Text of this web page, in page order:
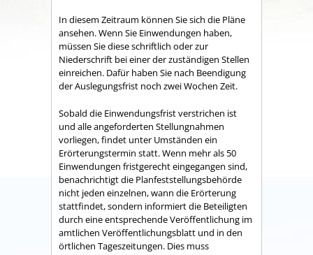
In diesem Zeitraum können Sie sich die Pläne
ansehen. Wenn Sie Einwendungen haben,
müssen Sie diese schriftlich oder zur
Niederschrift bei einer der zuständigen Stellen
einreichen. Dafür haben Sie nach Beendigung
der Auslegungsfrist noch zwei Wochen Zeit.
Sobald die Einwendungsfrist verstrichen ist
und alle angeforderten Stellungnahmen
vorliegen, findet unter Umständen ein
Erörterungstermin statt. Wenn mehr als 50
Einwendungen fristgerecht eingegangen sind,
benachrichtigt die Planfeststellungsbehörde
nicht jeden einzelnen, wann die Erörterung
stattfindet, sondern informiert die Beteiligten
durch eine entsprechende Veröffentlichung im
amtlichen Veröffentlichungsblatt und in den
örtlichen Tageszeitungen. Dies muss